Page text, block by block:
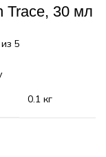
Trace, 30 мл
из 5
0.1 кг